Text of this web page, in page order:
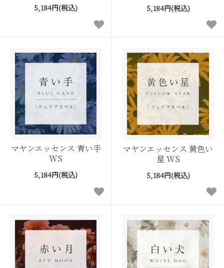
5,184円(税込) 5,184円(税込)
マヤンエッセンス 青い手
WS
5,184円(税込)
マヤンエッセンス 黄色い
星 WS
5,184円(税込)